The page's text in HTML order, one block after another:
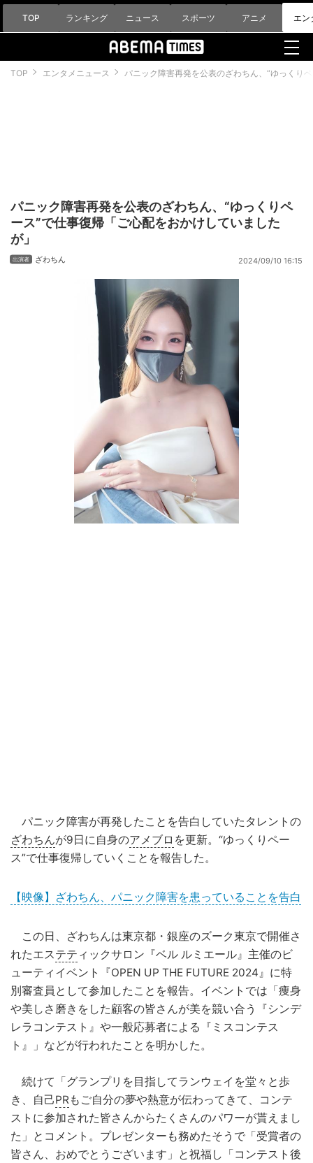
TOP ランキング ニュース スポーツ アニメ エン
TOP エンタメニュース パニック障害再発を公表のざわちん、“ゆっくり
パニック障害再発を公表のざわちん、“ゆっくりペ
ース”で仕事復帰「ご心配をおかけしていました
が」
ざわちん 2024/09/10 16:15
パニック障害が再発したことを告白していたタレントの
ざわちんが9日に自身のアメブロ を更新。“ゆっくりペー
ス”で仕事復帰していくことを報告した。
【映像】ざわちん、パニック障害を患っていることを告白
この日、ざわちんは東京都・銀座のズーク東京で開催さ
れたエステテ ィックサロン『ベル ルミエール』主催のビ
ューティイベント『OPEN UP THE FUTURE 2024』に特
別審査員として参加したことを報告。イベントでは「痩身
や美しさ磨きをした顧客の皆さんが美を競い合う『シンデ
レラコンテスト』や一般応募者による『ミスコンテス
ト』」などが行われたことを明かした。
続けて「グランプリを目指してランウェイを堂々と歩
き、自己PRもご自分の夢や熱意が伝わってきて、コンテ
ストに参加された皆さんからたくさんのパワーが貰えまし
た」とコメント。プレゼンターも務めたそうで「受賞者の
皆さん、おめでとうございます」と祝福し「コンテスト後